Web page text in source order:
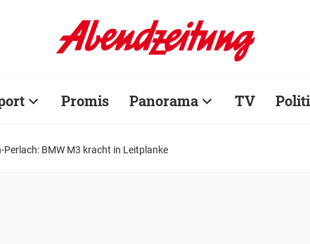
Promis Panorama TV
Perlach: BMW M3 kracht in Leitplanke